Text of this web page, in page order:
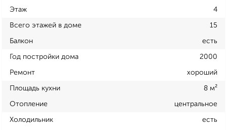
Этаж 4
Всего этажей в доме 15
Балкон есть
Год постройки дома 2000
Ремонт хороший
Площадь кухни 8 м²
Отопление центральное
Холодильник есть